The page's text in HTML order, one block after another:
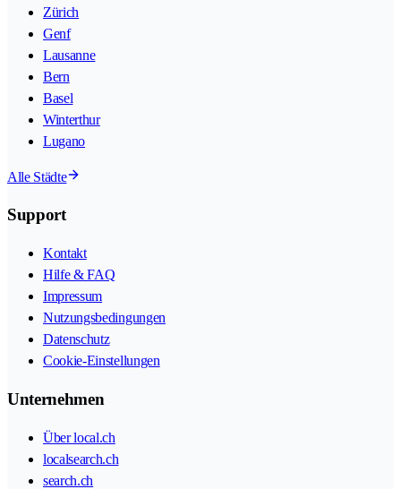
Zürich
Genf
Lausanne
Bern
Basel
Winterthur
Lugano
Alle Städte
Support
Kontakt
Hilfe & FAQ
Impressum
Nutzungsbedingungen
Datenschutz
Cookie-Einstellungen
Unternehmen
Über local.ch
localsearch.ch
search.ch